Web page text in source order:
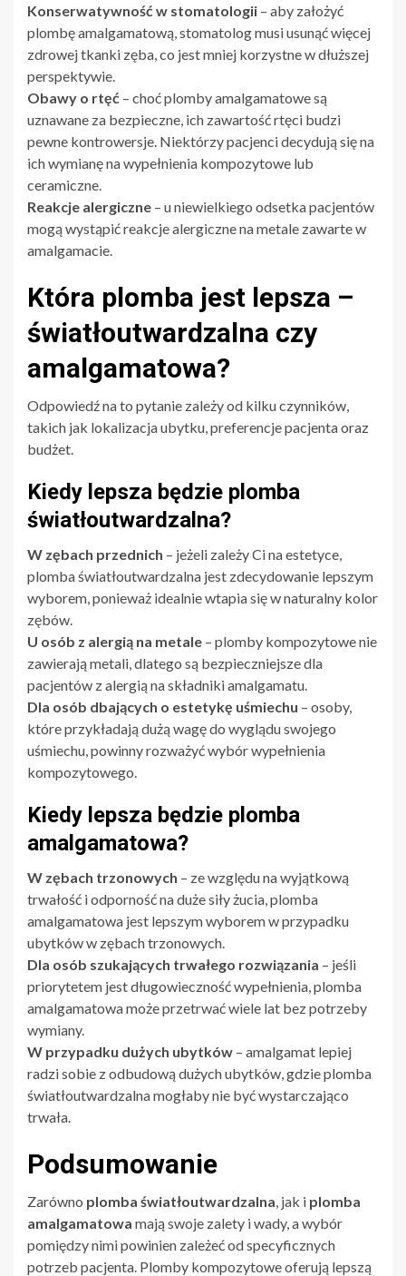
Konserwatywność w stomatologii – aby założyć
plombę amalgamatową, stomatolog musi usunąć więcej
zdrowej tkanki zęba, co jest mniej korzystne w dłuższej
perspektywie.
Obawy o rtęć – choć plomby amalgamatowe są
uznawane za bezpieczne, ich zawartość rtęci budzi
pewne kontrowersje. Niektórzy pacjenci decydują się na
ich wymianę na wypełnienia kompozytowe lub
ceramiczne.
Reakcje alergiczne – u niewielkiego odsetka pacjentów
mogą wystąpić reakcje alergiczne na metale zawarte w
amalgamacie.
Która plomba jest lepsza –
światłoutwardzalna czy
amalgamatowa?
Odpowiedź na to pytanie zależy od kilku czynników,
takich jak lokalizacja ubytku, preferencje pacjenta oraz
budżet.
Kiedy lepsza będzie plomba
światłoutwardzalna?
W zębach przednich – jeżeli zależy Ci na estetyce,
plomba światłoutwardzalna jest zdecydowanie lepszym
wyborem, ponieważ idealnie wtapia się w naturalny kolor
zębów.
U osób z alergią na metale – plomby kompozytowe nie
zawierają metali, dlatego są bezpieczniejsze dla
pacjentów z alergią na składniki amalgamatu.
Dla osób dbających o estetykę uśmiechu – osoby,
które przykładają dużą wagę do wyglądu swojego
uśmiechu, powinny rozważyć wybór wypełnienia
kompozytowego.
Kiedy lepsza będzie plomba
amalgamatowa?
W zębach trzonowych – ze względu na wyjątkową
trwałość i odporność na duże siły żucia, plomba
amalgamatowa jest lepszym wyborem w przypadku
ubytków w zębach trzonowych.
Dla osób szukających trwałego rozwiązania – jeśli
priorytetem jest długowieczność wypełnienia, plomba
amalgamatowa może przetrwać wiele lat bez potrzeby
wymiany.
W przypadku dużych ubytków – amalgamat lepiej
radzi sobie z odbudową dużych ubytków, gdzie plomba
światłoutwardzalna mogłaby nie być wystarczająco
trwała.
Podsumowanie
Zarówno plomba światłoutwardzalna, jak i plomba
amalgamatowa mają swoje zalety i wady, a wybór
pomiędzy nimi powinien zależeć od specyficznych
potrzeb pacjenta. Plomby kompozytowe oferują lepszą